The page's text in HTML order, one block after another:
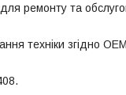
ремонту та
техніки згідно